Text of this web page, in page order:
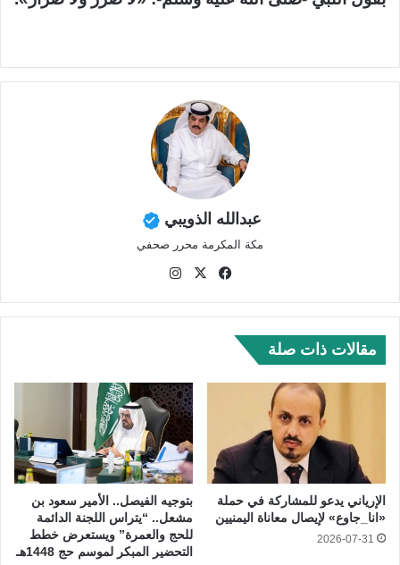
عبدالله الذويبي
مكة المكرمة محرر صحفي
في
وك
‫X
ام
مقالات ذات صلة
الإرياني يدعو للمشاركة في حملة
«انا_جاوع» لإيصال معاناة اليمنيين
2026-07-31
بتوجيه الفيصل.. الأمير سعود بن
مشعل.. “يتراس اللجنة الدائمة
للحج والعمرة” ويستعرض خطط
التحضير المبكر لموسم حج 1448هـ